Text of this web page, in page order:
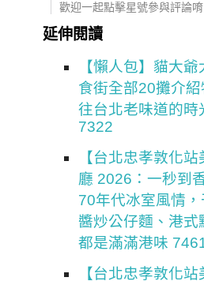
歡迎一起點擊星號參與評論唷
延伸閱讀
【懶人包】貓大
食街全部20攤介
往台北老味道的時
7322
【台北忠孝敦化
廳 2026：一秒到
70年代冰室風情
醬炒公仔麵、港式
都是滿滿港味
【台北忠孝敦化